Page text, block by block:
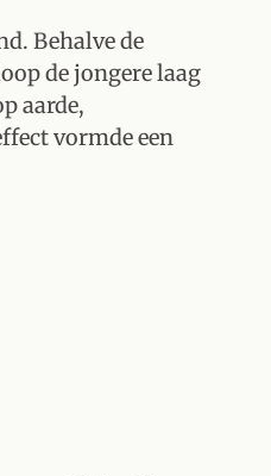
Behalve de
de jongere laag
aarde,
vormde een